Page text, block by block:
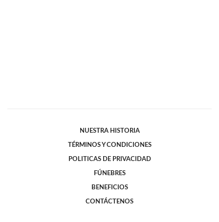
NUESTRA HISTORIA
TÉRMINOS Y CONDICIONES
POLITICAS DE PRIVACIDAD
FÚNEBRES
BENEFICIOS
CONTÁCTENOS